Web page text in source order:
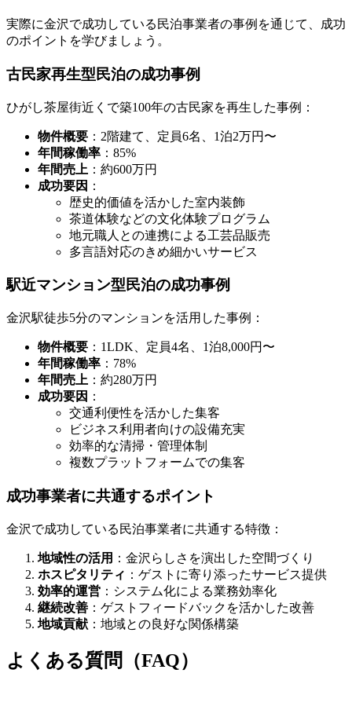
実際に金沢で成功している民泊事業者の事例を通じて、成功
のポイントを学びましょう。
古民家再生型民泊の成功事例
ひがし茶屋街近くで築100年の古民家を再生した事例：
物件概要 ：2階建て、定員6名、1泊2万円〜
年間稼働率 ：85%
年間売上 ：約600万円
成功要因 ：
歴史的価値を活かした室内装飾
茶道体験などの文化体験プログラム
地元職人との連携による工芸品販売
多言語対応のきめ細かいサービス
駅近マンション型民泊の成功事例
金沢駅徒歩5分のマンションを活用した事例：
物件概要 ：1LDK、定員4名、1泊8,000円〜
年間稼働率 ：78%
年間売上 ：約280万円
成功要因 ：
交通利便性を活かした集客
ビジネス利用者向けの設備充実
効率的な清掃・管理体制
複数プラットフォームでの集客
成功事業者に共通するポイント
金沢で成功している民泊事業者に共通する特徴：
地域性の活用 ：金沢らしさを演出した空間づくり
ホスピタリティ ：ゲストに寄り添ったサービス提供
効率的運営 ：システム化による業務効率化
継続改善 ：ゲストフィードバックを活かした改善
地域貢献 ：地域との良好な関係構築
よくある質問（FAQ）